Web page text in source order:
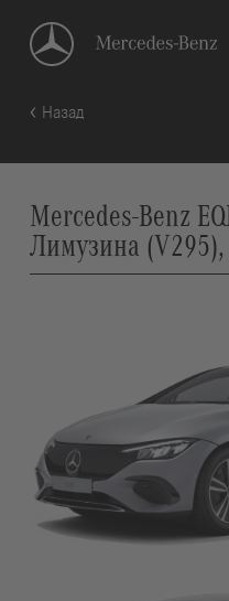
Назад
Mercedes-Benz
Лимузина (V295),